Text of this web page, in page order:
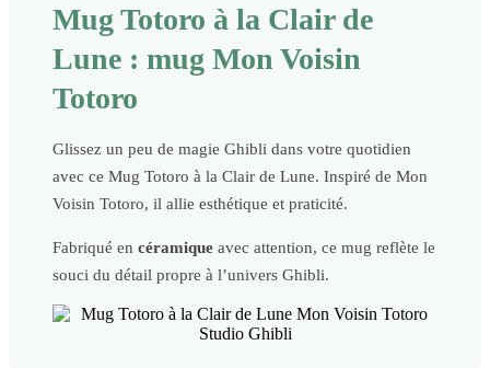
Mug Totoro à la Clair de
Lune : mug Mon Voisin
Totoro
Glissez un peu de magie Ghibli dans votre quotidien
avec ce Mug Totoro à la Clair de Lune. Inspiré de Mon
Voisin Totoro, il allie esthétique et praticité.
Fabriqué en céramique avec attention, ce mug reflète le
souci du détail propre à l’univers Ghibli.